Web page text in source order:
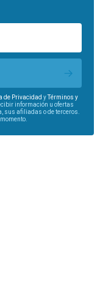
de Privacidad yTérminos y
información u ofertas
sus afiliadas o de terceros.